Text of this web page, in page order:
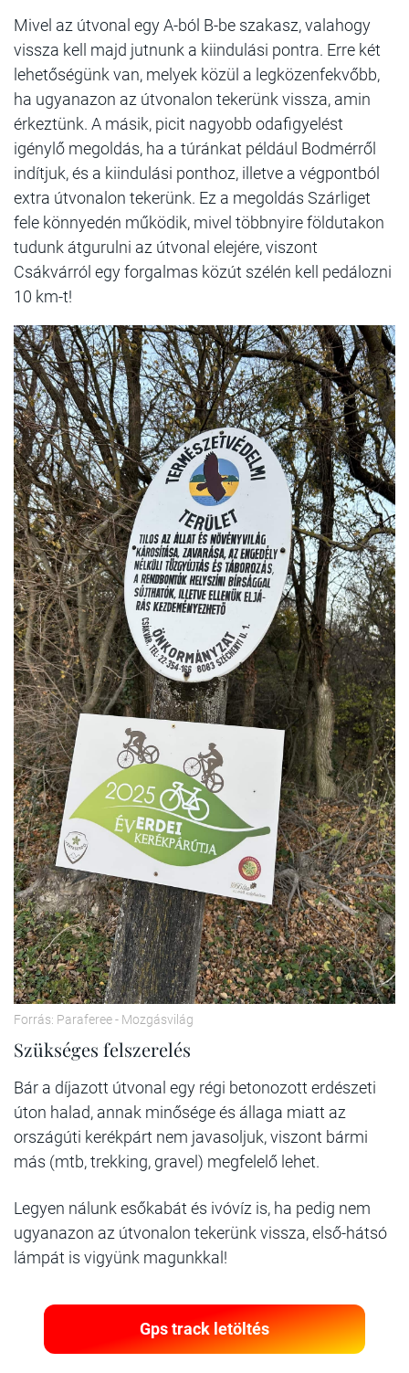
Mivel az útvonal egy A-ból B-be szakasz, valahogy
vissza kell majd jutnunk a kiindulási pontra. Erre két
lehetőségünk van, melyek közül a legközenfekvőbb,
ha ugyanazon az útvonalon tekerünk vissza, amin
érkeztünk. A másik, picit nagyobb odafigyelést
igénylő megoldás, ha a túránkat például Bodmérről
indítjuk, és a kiindulási ponthoz, illetve a végpontból
extra útvonalon tekerünk. Ez a megoldás Szárliget
fele könnyedén működik, mivel többnyire földutakon
tudunk átgurulni az útvonal elejére, viszont
Csákvárról egy forgalmas közút szélén kell pedálozni
10 km-t!
Forrás: Paraferee - Mozgásvilág
Szükséges felszerelés
Bár a díjazott útvonal egy régi betonozott erdészeti
úton halad, annak minősége és állaga miatt az
országúti kerékpárt nem javasoljuk, viszont bármi
más (mtb, trekking, gravel) megfelelő lehet.
Legyen nálunk esőkabát és ivóvíz is, ha pedig nem
ugyanazon az útvonalon tekerünk vissza, első-hátsó
lámpát is vigyünk magunkkal!
Gps track letöltés